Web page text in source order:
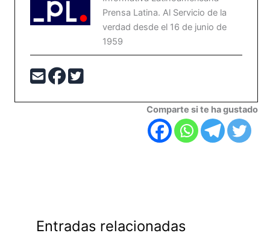
Prensa Latina. Al Servicio de la
verdad desde el 16 de junio de
1959
Comparte si te ha gustado
Entradas relacionadas